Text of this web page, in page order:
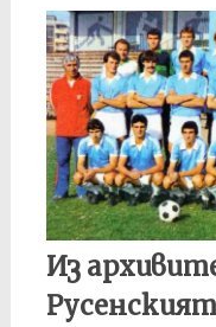
Из